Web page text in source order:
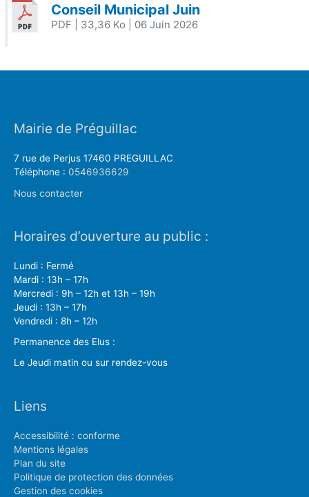
Conseil Municipal Juin
PDF | 33,36 Ko | 06 Juin 2026
Mairie de Préguillac
7 rue de Perjus 17460 PREGUILLAC
Téléphone : 0546936629
Nous contacter
Horaires d’ouverture au public :
Lundi : Fermé
Mardi : 13h – 17h
Mercredi : 9h – 12h et 13h – 19h
Jeudi : 13h – 17h
Vendredi : 8h – 12h
Permanence des Elus :
Le Jeudi matin ou sur rendez-vous
Liens
Accessibilité : conforme
Mentions légales
Plan du site
Politique de protection des données
Gestion des cookies